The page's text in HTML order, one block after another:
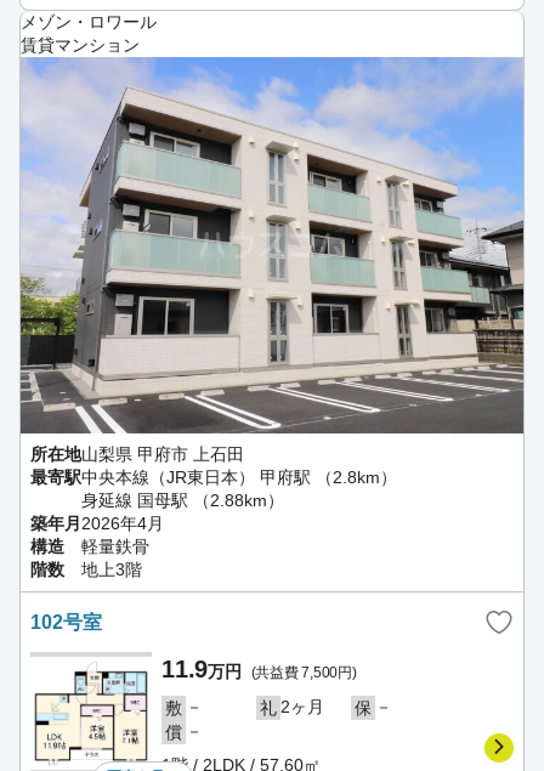
メゾン・ロワール
賃貸マンション
所在地山梨県 甲府市 上石田
最寄駅中央本線（JR東日本） 甲府駅 （2.8km）
身延線 国母駅 （2.88km）
築年月 2026年4月
構造
軽量鉄骨
階数
地上3階
102号室
11.9万円 (共益費 7,500円)
敷 － 礼2ヶ月 保 －
償 －
1階 / 2LDK / 57.60㎡